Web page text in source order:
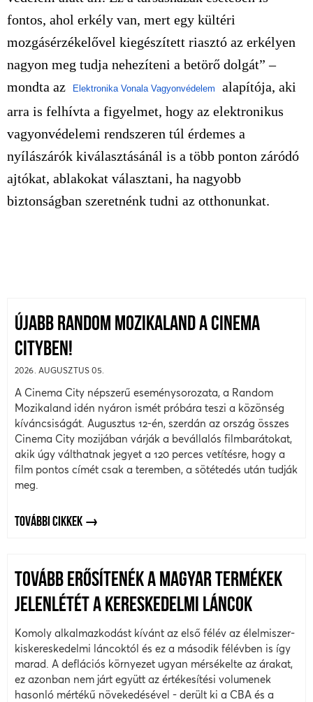
fontos, ahol erkély van, mert egy kültéri
mozgásérzékelővel kiegészített riasztó az erkélyen
nagyon meg tudja nehezíteni a betörő dolgát” –
mondta az
Elektronika Vonala Vagyonvédelem
alapítója, aki
arra is felhívta a figyelmet, hogy az elektronikus
vagyonvédelemi rendszeren túl érdemes a
nyílászárók kiválasztásánál is a több ponton záródó
ajtókat, ablakokat választani, ha nagyobb
biztonságban szeretnénk tudni az otthonunkat.
ÚJABB RANDOM MOZIKALAND A CINEMA
CITYBEN!
2026. AUGUSZTUS 05.
A Cinema City népszerű eseménysorozata, a Random
Mozikaland idén nyáron ismét próbára teszi a közönség
kíváncsiságát. Augusztus 12-én, szerdán az ország összes
Cinema City mozijában várják a bevállalós filmbarátokat,
akik úgy válthatnak jegyet a 120 perces vetítésre, hogy a
film pontos címét csak a teremben, a sötétedés után tudják
meg.
TOVÁBBI CIKKEK
TOVÁBB ERŐSÍTENÉK A MAGYAR TERMÉKEK
JELENLÉTÉT A KERESKEDELMI LÁNCOK
Komoly alkalmazkodást kívánt az első félév az élelmiszer-
kiskereskedelmi láncoktól és ez a második félévben is így
marad. A deflációs környezet ugyan mérsékelte az árakat,
ez azonban nem járt együtt az értékesítési volumenek
hasonló mértékű növekedésével - derült ki a CBA és a